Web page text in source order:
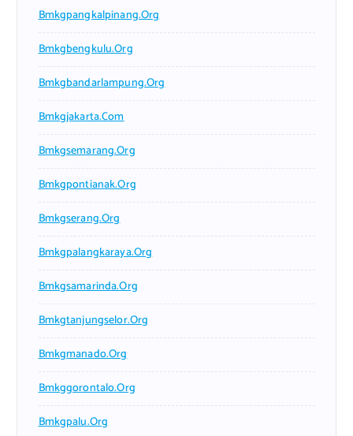
Bmkgpangkalpinang.org
Bmkgbengkulu.org
Bmkgbandarlampung.org
Bmkgjakarta.com
Bmkgsemarang.org
Bmkgpontianak.org
Bmkgserang.org
Bmkgpalangkaraya.org
Bmkgsamarinda.org
Bmkgtanjungselor.org
Bmkgmanado.org
Bmkggorontalo.org
Bmkgpalu.org